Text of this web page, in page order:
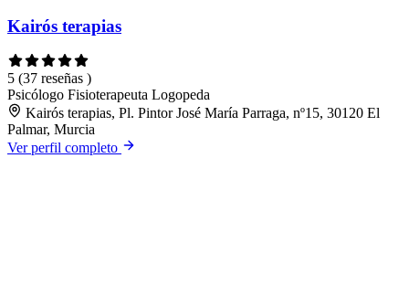
Kairós terapias
5 (37 reseñas )
Psicólogo Fisioterapeuta Logopeda
Kairós terapias, Pl. Pintor José María Parraga, nº15, 30120 El
Palmar, Murcia
Ver perfil completo